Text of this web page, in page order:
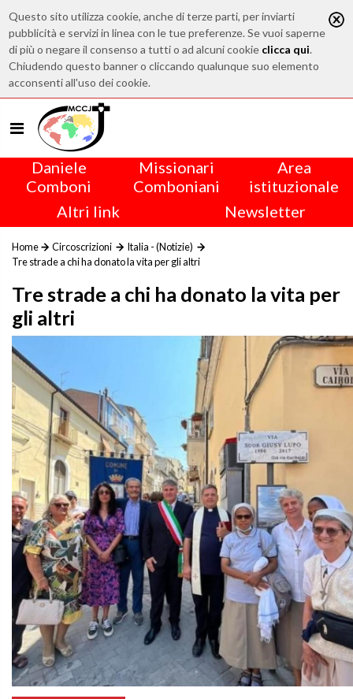
Questo sito utilizza cookie, anche di terze parti, per inviarti
pubblicità e servizi in linea con le tue preferenze. Se vuoi saperne
di più o negare il consenso a tutti o ad alcuni cookie clicca qui.
Chiudendo questo banner o cliccando qualunque suo elemento
acconsenti all'uso dei cookie.
Daniele
Comboni
Missionari
Comboniani
Area
istituzionale
Altri link
Newsletter
Home Circoscrizioni
Italia - (Notizie)
Tre strade a chi ha donato la vita per gli altri
Tre strade a chi ha donato la vita per
gli altri